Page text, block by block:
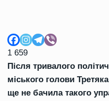
1 659
Після тривалого
міського голови
ще не бачила такого